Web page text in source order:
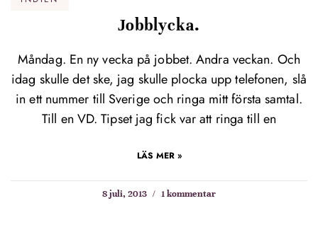
Jobblycka.
Måndag. En ny vecka på jobbet. Andra veckan. Och
idag skulle det ske, jag skulle plocka upp telefonen, slå
in ett nummer till Sverige och ringa mitt första samtal.
Till en VD. Tipset jag fick var att ringa till en
LÄS MER »
8 juli, 2013 1 kommentar